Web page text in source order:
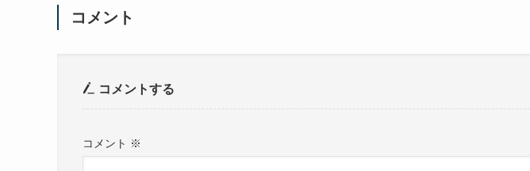
コメント
コメントする
コメント ※